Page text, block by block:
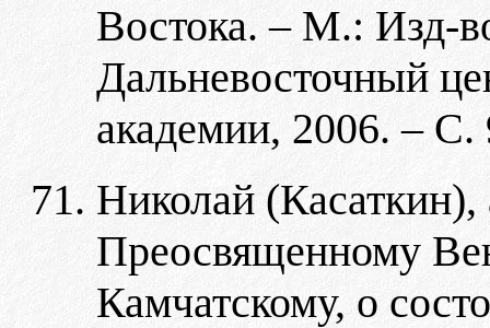
Востока. – М.: Изд-
Дальневосточный
академии, 2006. – С.
Николай
Преосвященному
Камчатскому, о